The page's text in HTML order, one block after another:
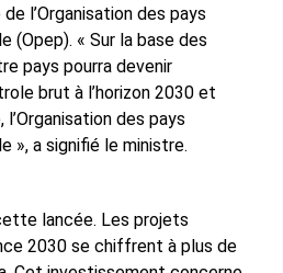
l’Organisation des pays
(Opep). « Sur la base des
pays pourra devenir
brut à l’horizon 2030 et
l’Organisation des pays
», a signifié le ministre.
lancée. Les projets
2030 se chiffrent à plus de